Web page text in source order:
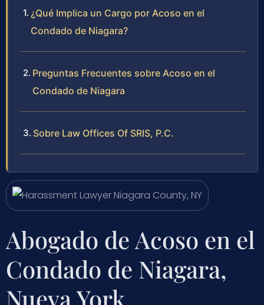
¿Qué Implica un Cargo por Acoso en el
Condado de Niagara?
Preguntas Frecuentes sobre Acoso en el
Condado de Niagara
Sobre Law Offices Of SRIS, P.C.
Abogado de Acoso en el
Condado de Niagara,
Nueva York